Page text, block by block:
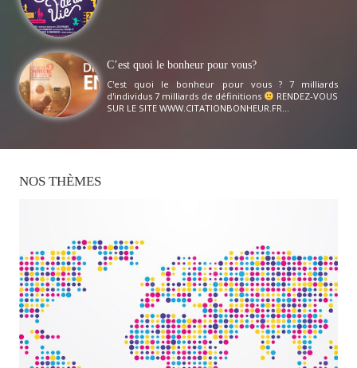
C’est quoi le bonheur pour vous?
C'est quoi le bonheur pour vous ? 7 milliards
d'individus 7 milliards de définitions
RENDEZ-VOUS
SUR LE SITE WWW.CITATIONBONHEUR.FR...
NOS THÈMES